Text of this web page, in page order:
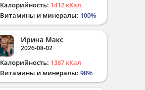
Калорийность: 1412 кКал
Витамины и минералы: 100%
Ирина Макс
2026-08-02
Калорийность: 1387 кКал
Витамины и минералы: 98%